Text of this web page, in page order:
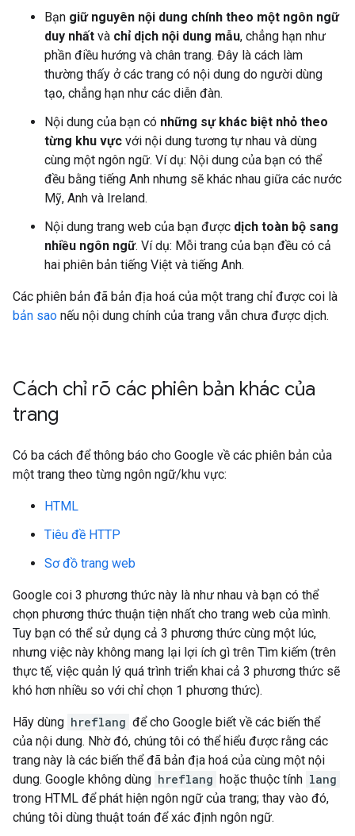
Bạn giữ nguyên nội dung chính theo một ngôn ngữ
duy nhất và chỉ dịch nội dung mẫu, chẳng hạn như
phần điều hướng và chân trang. Đây là cách làm
thường thấy ở các trang có nội dung do người dùng
tạo, chẳng hạn như các diễn đàn.
Nội dung của bạn có những sự khác biệt nhỏ theo
từng khu vực với nội dung tương tự nhau và dùng
cùng một ngôn ngữ. Ví dụ: Nội dung của bạn có thể
đều bằng tiếng Anh nhưng sẽ khác nhau giữa các nước
Mỹ, Anh và Ireland.
Nội dung trang web của bạn được dịch toàn bộ sang
nhiều ngôn ngữ. Ví dụ: Mỗi trang của bạn đều có cả
hai phiên bản tiếng Việt và tiếng Anh.
Các phiên bản đã bản địa hoá của một trang chỉ được coi là
bản sao nếu nội dung chính của trang vẫn chưa được dịch.
Cách chỉ rõ các phiên bản khác của
trang
Có ba cách để thông báo cho Google về các phiên bản của
một trang theo từng ngôn ngữ/khu vực:
HTML
Tiêu đề HTTP
Sơ đồ trang web
Google coi 3 phương thức này là như nhau và bạn có thể
chọn phương thức thuận tiện nhất cho trang web của mình.
Tuy bạn có thể sử dụng cả 3 phương thức cùng một lúc,
nhưng việc này không mang lại lợi ích gì trên Tìm kiếm (trên
thực tế, việc quản lý quá trình triển khai cả 3 phương thức sẽ
khó hơn nhiều so với chỉ chọn 1 phương thức).
Hãy dùng hreflang để cho Google biết về các biến thể
của nội dung. Nhờ đó, chúng tôi có thể hiểu được rằng các
trang này là các biến thể đã bản địa hoá của cùng một nội
dung. Google không dùng hreflang hoặc thuộc tính lang
trong HTML để phát hiện ngôn ngữ của trang; thay vào đó,
chúng tôi dùng thuật toán để xác định ngôn ngữ.